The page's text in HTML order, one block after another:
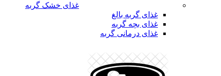
غذای خشک گربه
غذای گربه بالغ
غذای بچه گربه
غذای درمانی گربه